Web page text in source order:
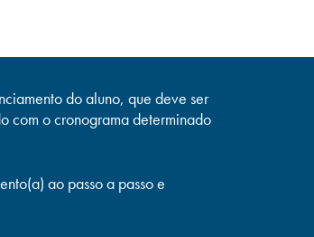
do aluno, que deve ser
com o cronograma determinado
ao passo a passo e